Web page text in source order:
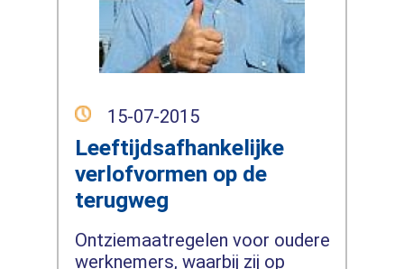
15-07-2015
Leeftijdsafhankelijke
verlofvormen op de
terugweg
Ontziemaatregelen voor oudere
werknemers, waarbij zij op